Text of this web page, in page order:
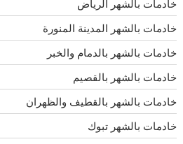
خادمات بالشهر الرياض
خادمات بالشهر المدينة المنورة
خادمات بالشهر بالدمام والخبر
خادمات بالشهر بالقصيم
خادمات بالشهر بالقطيف والظهران
خادمات بالشهر تبوك